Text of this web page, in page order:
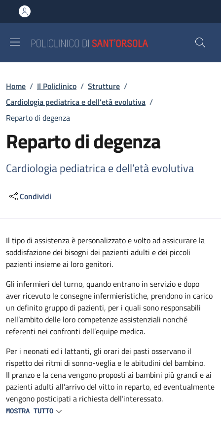
al contenuto principale
to footer content
Briciole di pane
Home / Il Policlinico / Strutture /
Cardiologia pediatrica e dell’età evolutiva /
Reparto di degenza
Reparto di degenza
Cardiologia pediatrica e dell’età evolutiva
Condividi
Descrizione
Il tipo di assistenza è personalizzato e volto ad assicurare la
soddisfazione dei bisogni dei pazienti adulti e dei piccoli
pazienti insieme ai loro genitori.
Gli infermieri del turno, quando entrano in servizio e dopo
aver ricevuto le consegne infermieristiche, prendono in carico
un definito gruppo di pazienti, per i quali sono responsabili
nell’ambito delle loro competenze assistenziali nonché
referenti nei confronti dell’equipe medica.
Per i neonati ed i lattanti, gli orari dei pasti osservano il
rispetto dei ritmi di sonno-veglia e le abitudini del bambino.
Il pranzo e la cena vengono proposti ai bambini più grandi e ai
pazienti adulti all’arrivo del vitto in reparto, ed eventualmente
vengono posticipati a richiesta dell’interessato.
MOSTRA TUTTO